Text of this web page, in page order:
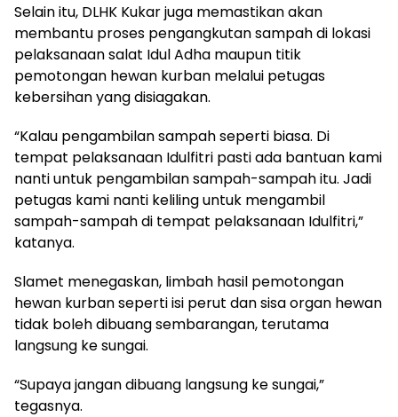
Selain itu, DLHK Kukar juga memastikan akan
membantu proses pengangkutan sampah di lokasi
pelaksanaan salat Idul Adha maupun titik
pemotongan hewan kurban melalui petugas
kebersihan yang disiagakan.
“Kalau pengambilan sampah seperti biasa. Di
tempat pelaksanaan Idulfitri pasti ada bantuan kami
nanti untuk pengambilan sampah-sampah itu. Jadi
petugas kami nanti keliling untuk mengambil
sampah-sampah di tempat pelaksanaan Idulfitri,”
katanya.
Slamet menegaskan, limbah hasil pemotongan
hewan kurban seperti isi perut dan sisa organ hewan
tidak boleh dibuang sembarangan, terutama
langsung ke sungai.
“Supaya jangan dibuang langsung ke sungai,”
tegasnya.